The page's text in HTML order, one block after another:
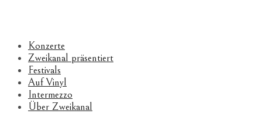
Konzerte
Zweikanal präsentiert
Festivals
Auf Vinyl
Intermezzo
Über Zweikanal